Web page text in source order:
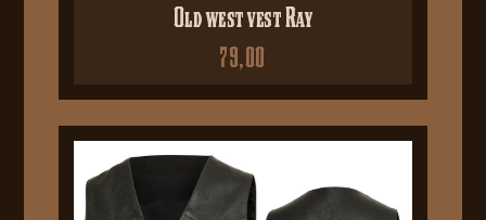
Old west vest Ray
79,00